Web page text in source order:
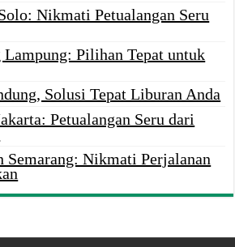
Nikmati Petualangan Seru
Lampung: Pilihan Tepat untuk
Solusi Tepat Liburan Anda
Petualangan Seru dari
Semarang: Nikmati Perjalanan